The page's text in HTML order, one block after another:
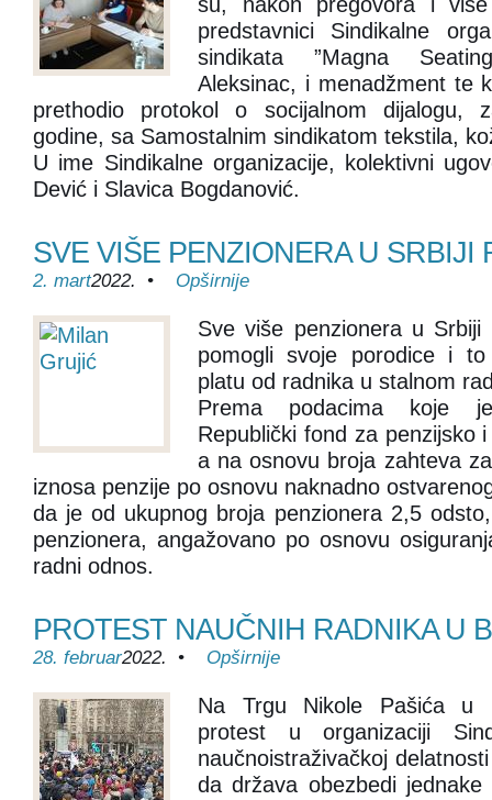
predstavnici Sindikalne
sindikata ”Magna
Aleksinac, i menadžment te
prethodio protokol o socijalnom dijalogu,
godine, sa Samostalnim sindikatom tekstila,
U ime Sindikalne organizacije, kolektivni
Dević i Slavica Bogdanović.
SVE VIŠE PENZIONERA U SRBIJI
2. mart2022. • Opširnije
Sve više penzionera u
pomogli svoje porodice i
platu od radnika u stalnom
Prema podacima koje
Republički fond za penzijsko
a na osnovu broja zahteva
iznosa penzije po osnovu naknadno
da je od ukupnog broja penzionera 2,5
penzionera, angažovano po osnovu
radni odnos.
PROTEST NAUČNIH RADNIKA U
28. februar2022. • Opširnije
Na Trgu Nikole Pašića u
protest u organizaciji
naučnoistraživačkoj
da država obezbedi